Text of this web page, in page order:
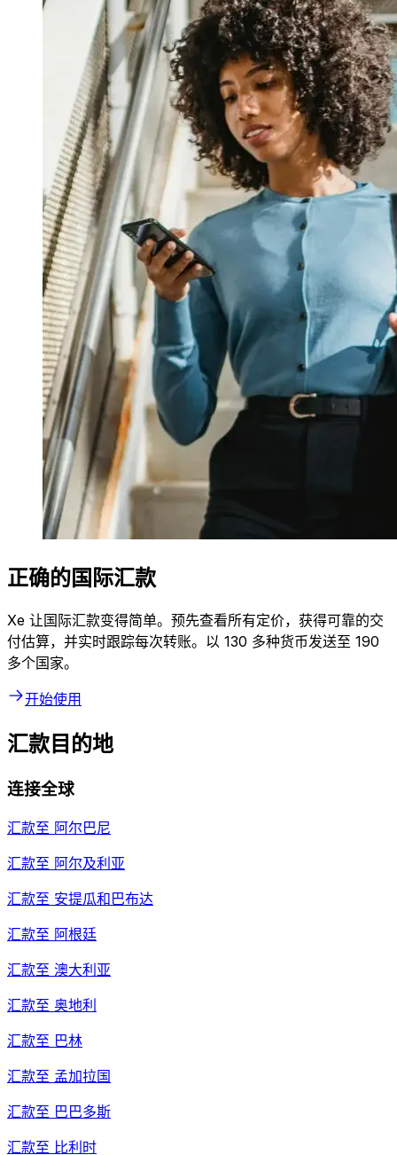
正确的国际汇款
Xe 让国际汇款变得简单。预先查看所有定价，获得可靠的交
付估算，并实时跟踪每次转账。以 130 多种货币发送至 190
多个国家。
开始使用
汇款目的地
连接全球
汇款至 阿尔巴尼
汇款至 阿尔及利亚
汇款至 安提瓜和巴布达
汇款至 阿根廷
汇款至 澳大利亚
汇款至 奥地利
汇款至 巴林
汇款至 孟加拉国
汇款至 巴巴多斯
汇款至 比利时